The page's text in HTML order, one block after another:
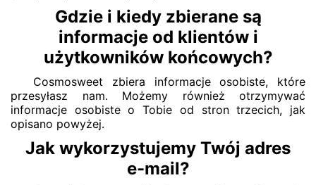
Gdzie i kiedy zbierane są
informacje od klientów i
użytkowników końcowych?
Cosmosweet zbiera informacje osobiste, które
przesyłasz nam. Możemy również otrzymywać
informacje osobiste o Tobie od stron trzecich, jak
opisano powyżej.
Jak wykorzystujemy Twój adres
e-mail?